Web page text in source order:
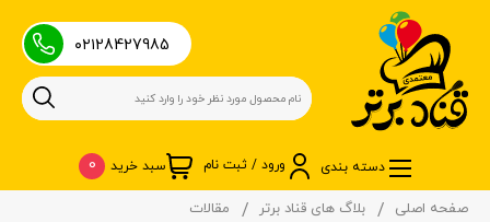
۰۲۱28427985
دسته بندی ورود / ثبت نام سبد خرید 0
صفحه اصلی بلاگ های قناد برتر
مقالات